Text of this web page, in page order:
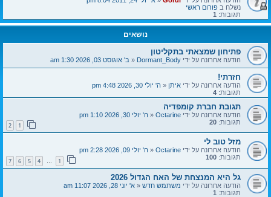
נשלח בפורום ראשי
תגובות: 1
נושאים
פתיחון שמצאתי בתקליטון
הודעה אחרונה על ידי Dormant_Body
«ב' אוגוסט 03, 2026 1:30 am
חזרתי!
הודעה אחרונה על ידי איתן«ה' יולי 30, 2026 4:48 pm
תגובות: 4
תגובת חברת קומפדיה
הודעה אחרונה על ידי Octarine
«ה' יולי 30, 2026 1:10 pm
תגובות: 20
2
מזל טוב לי
הודעה אחרונה על ידי Octarine
«ה' יולי 09, 2026 2:28 pm
תגובות: 100
…
4
5
6
7
גל היא המנצחת של האח הגדול 2026
הודעה אחרונה על ידי משתמש חדש«א' יוני 28, 2026 11:07 am
תגובות: 1